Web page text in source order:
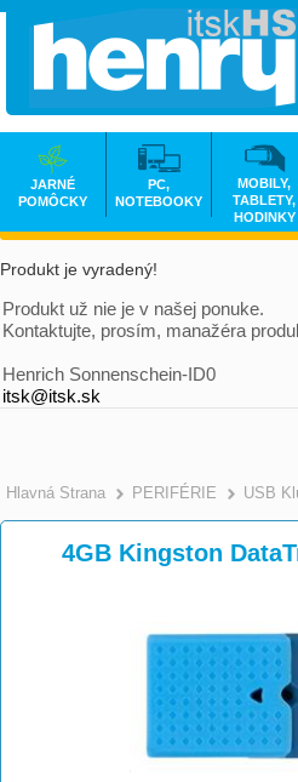
Produkt je vyradený!
Produkt už nie je v našej ponuke.
Kontaktujte, prosím, manažéra
Henrich Sonnenschein-ID0
itsk@itsk.sk
Hlavná Strana >
PERIFÉRIE USB
4GB Kingston
JARNÉ
POMÔCKY
PC,
NOTEBOOKY
MOBILY,
TABLETY,
HODINKY